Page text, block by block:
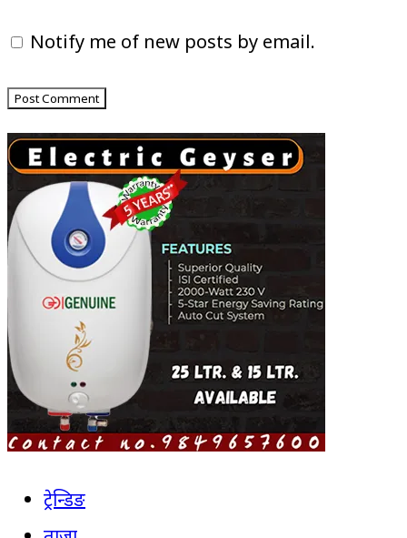
Notify me of new posts by email.
ट्रेन्डिङ